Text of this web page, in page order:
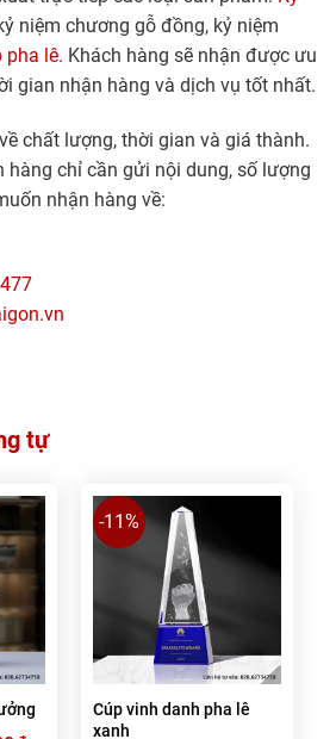
niệm chương gỗ đồng, kỷ niệm
pha lê. Khách hàng sẽ nhận được ưu
gian nhận hàng và dịch vụ tốt nhất.
chất lượng, thời gian và giá thành.
hàng chỉ cần gửi nội dung, số lượng
nhận hàng về:
tự
-11%
Cúp vinh danh pha lê
xanh